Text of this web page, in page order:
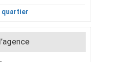
quartier